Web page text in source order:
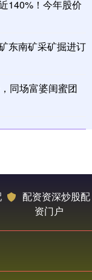
140%！今年股价
东南矿采矿掘进订
同场富婆闺蜜团
配资资深炒股配
资门户